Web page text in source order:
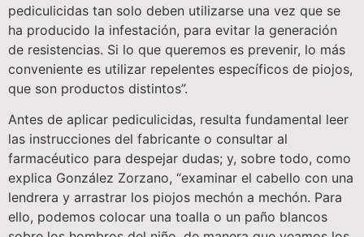
pediculicidas tan solo deben utilizarse una vez que se
ha producido la infestación, para evitar la generación
de resistencias. Si lo que queremos es prevenir, lo más
conveniente es utilizar repelentes específicos de piojos,
que son productos distintos”.
Antes de aplicar pediculicidas, resulta fundamental leer
las instrucciones del fabricante o consultar al
farmacéutico para despejar dudas; y, sobre todo, como
explica González Zorzano, “examinar el cabello con una
lendrera y arrastrar los piojos mechón a mechón. Para
ello, podemos colocar una toalla o un paño blancos